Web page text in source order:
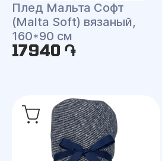
Плед Мальта Софт
(Malta Soft) вязаный,
160*90 см
17940 ֏